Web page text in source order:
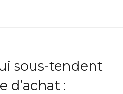
sous-tendent
d’achat :